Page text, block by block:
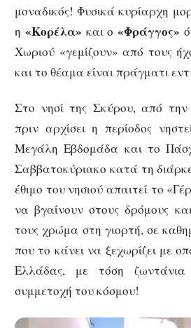
μοναδικός! Φυσικά κυρίαρχη
η «Κορέλα» και ο «Φράγγος»
Χωριού «γεμίζουν» από τους
και το θέαμα είναι πράγματι
Στο νησί της Σκύρου, από
πριν αρχίσει η περίοδος
Μεγάλη Εβδομάδα και το
Σαββατοκύριακο κατά τη
έθιμο του νησιού απαιτεί το
να βγαίνουν στους δρόμους
τους χρώμα στη γιορτή, σε
που το κάνει να ξεχωρίζει με
Ελλάδας, με τόση
συμμετοχή του κόσμου!